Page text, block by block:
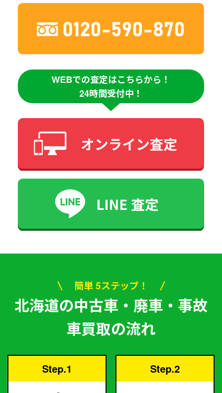
WEBでの査定はこちらから！
24時間受付中！
簡単 5ステップ！
北海道の中古車・廃車・事故
車買取の流れ
Step.1 Step.2